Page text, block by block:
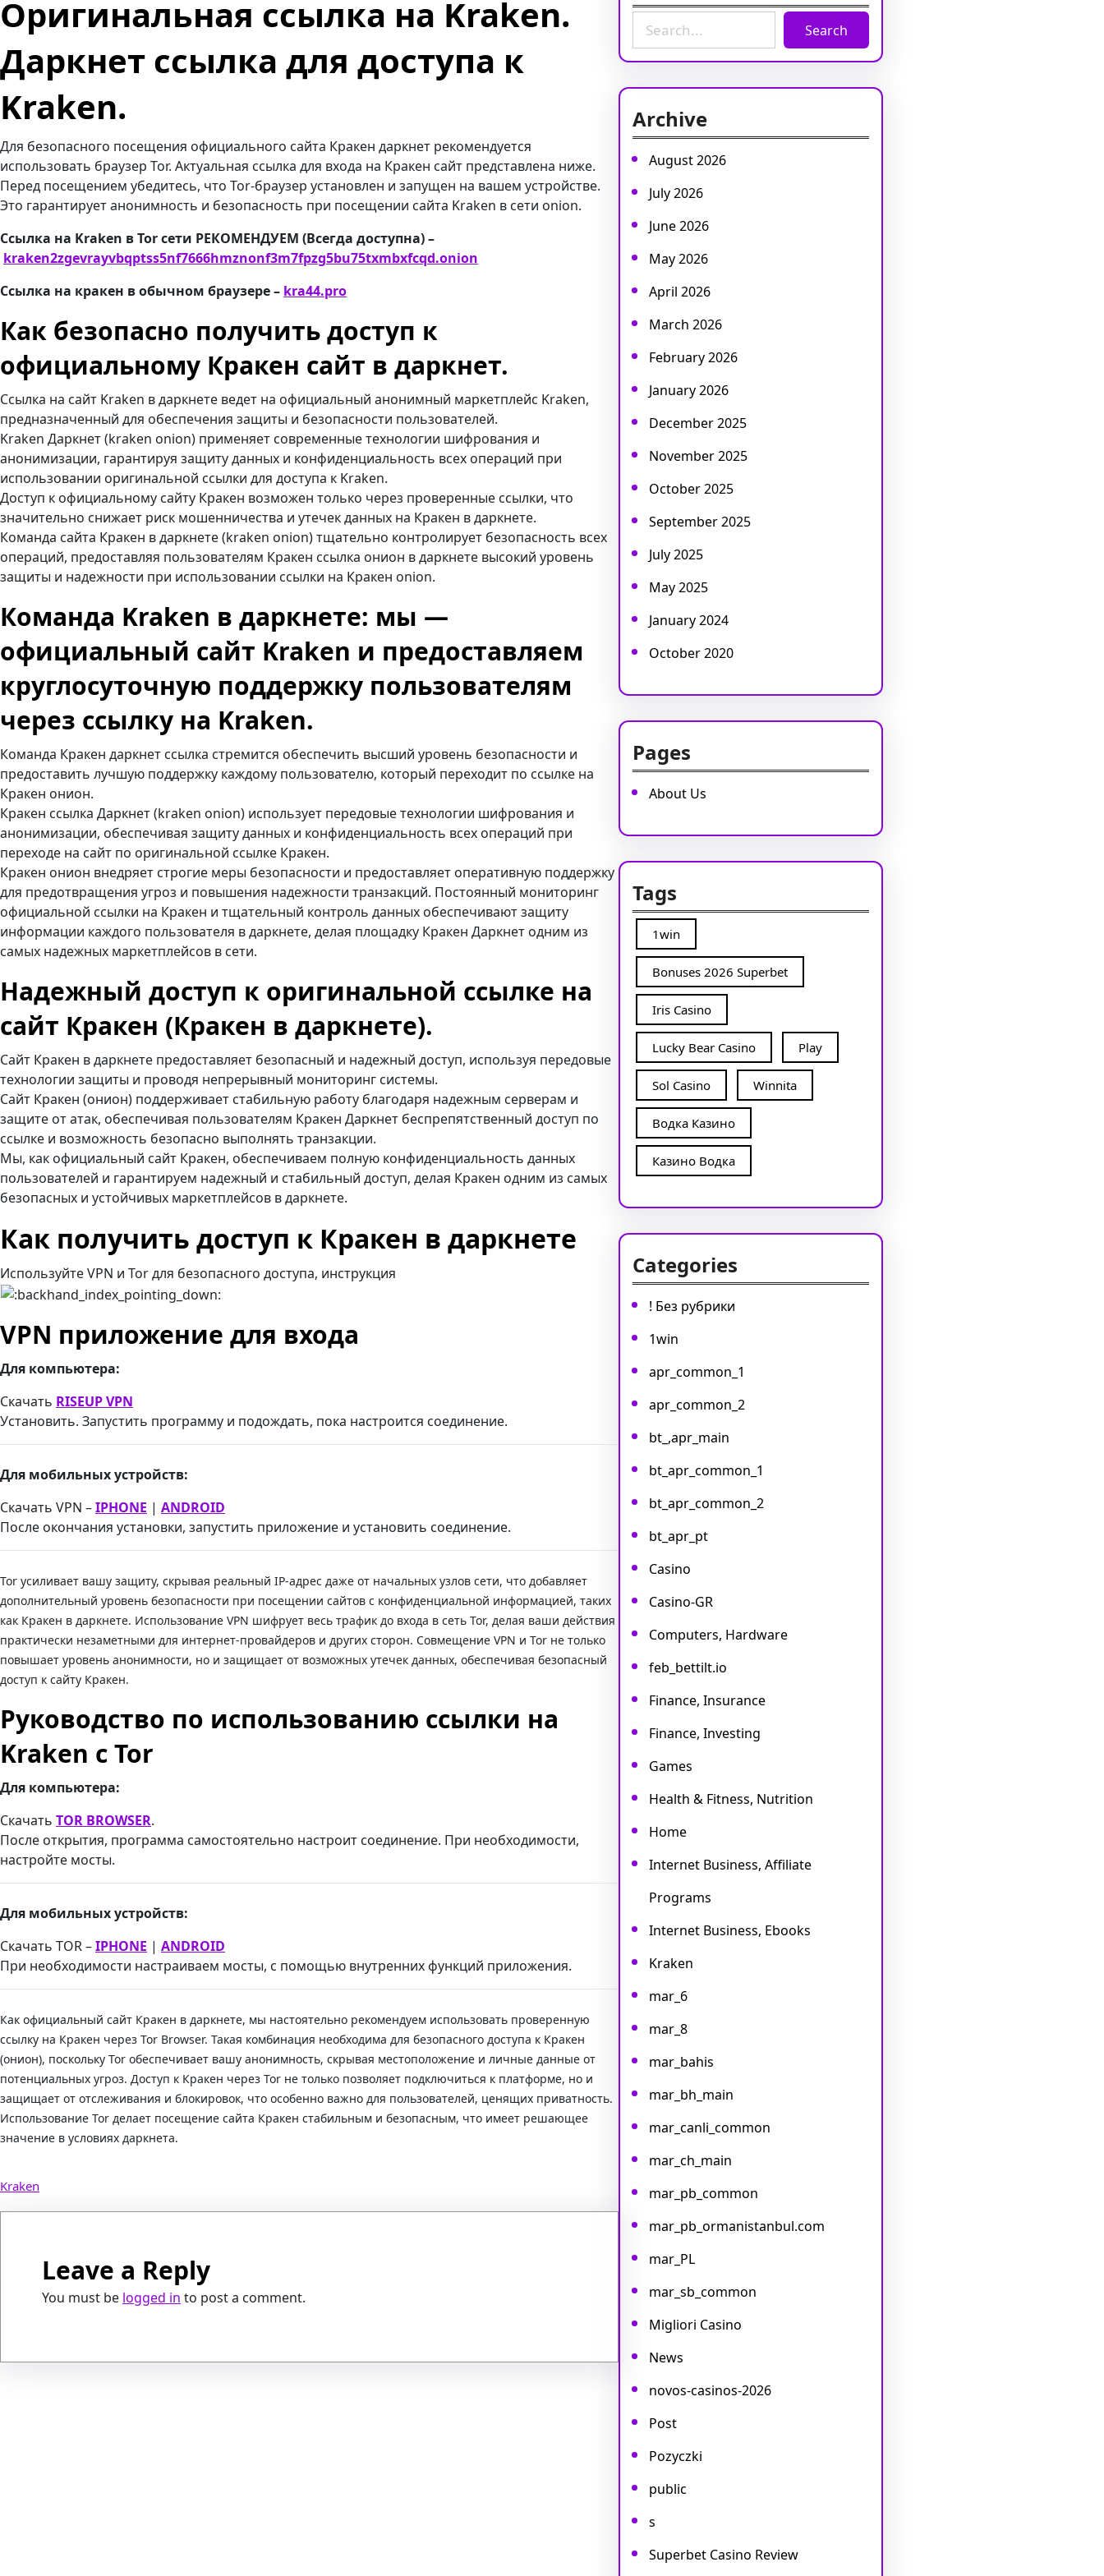
Оригинальная ссылка на Kraken.
Даркнет ссылка для доступа к
Kraken.
Для безопасного посещения официального сайта Кракен даркнет рекомендуется
использовать браузер Tor. Актуальная ссылка для входа на Кракен сайт представлена ниже.
Перед посещением убедитесь, что Tor-браузер установлен и запущен на вашем устройстве.
Это гарантирует анонимность и безопасность при посещении сайта Kraken в сети onion.
Ссылка на Kraken в Tor сети РЕКОМЕНДУЕМ (Всегда доступна) –
kraken2zgevrayvbqptss5nf7666hmznonf3m7fpzg5bu75txmbxfcqd.onion
Ссылка на кракен в обычном браузере – kra44.pro
Как безопасно получить доступ к
официальному Кракен сайт в даркнет.
Ссылка на сайт Kraken в даркнете ведет на официальный анонимный маркетплейс Kraken,
предназначенный для обеспечения защиты и безопасности пользователей.
Kraken Даркнет (kraken onion) применяет современные технологии шифрования и
анонимизации, гарантируя защиту данных и конфиденциальность всех операций при
использовании оригинальной ссылки для доступа к Kraken.
Доступ к официальному сайту Кракен возможен только через проверенные ссылки, что
значительно снижает риск мошенничества и утечек данных на Кракен в даркнете.
Команда сайта Кракен в даркнете (kraken onion) тщательно контролирует безопасность всех
операций, предоставляя пользователям Кракен ссылка онион в даркнете высокий уровень
защиты и надежности при использовании ссылки на Кракен onion.
Команда Kraken в даркнете: мы —
официальный сайт Kraken и предоставляем
круглосуточную поддержку пользователям
через ссылку на Kraken.
Команда Кракен даркнет ссылка стремится обеспечить высший уровень безопасности и
предоставить лучшую поддержку каждому пользователю, который переходит по ссылке на
Кракен онион.
Кракен ссылка Даркнет (kraken onion) использует передовые технологии шифрования и
анонимизации, обеспечивая защиту данных и конфиденциальность всех операций при
переходе на сайт по оригинальной ссылке Кракен.
Кракен онион внедряет строгие меры безопасности и предоставляет оперативную поддержку
для предотвращения угроз и повышения надежности транзакций. Постоянный мониторинг
официальной ссылки на Кракен и тщательный контроль данных обеспечивают защиту
информации каждого пользователя в даркнете, делая площадку Кракен Даркнет одним из
самых надежных маркетплейсов в сети.
Надежный доступ к оригинальной ссылке на
сайт Кракен (Кракен в даркнете).
Сайт Кракен в даркнете предоставляет безопасный и надежный доступ, используя передовые
технологии защиты и проводя непрерывный мониторинг системы.
Сайт Кракен (онион) поддерживает стабильную работу благодаря надежным серверам и
защите от атак, обеспечивая пользователям Кракен Даркнет беспрепятственный доступ по
ссылке и возможность безопасно выполнять транзакции.
Мы, как официальный сайт Кракен, обеспечиваем полную конфиденциальность данных
пользователей и гарантируем надежный и стабильный доступ, делая Кракен одним из самых
безопасных и устойчивых маркетплейсов в даркнете.
Как получить доступ к Кракен в даркнете
Используйте VPN и Tor для безопасного доступа, инструкция
VPN приложение для входа
Для компьютера:
Скачать RISEUP VPN
Установить. Запустить программу и подождать, пока настроится соединение.
Для мобильных устройств:
Скачать VPN –IPHONE | ANDROID
После окончания установки, запустить приложение и установить соединение.
Tor усиливает вашу защиту, скрывая реальный IP-адрес даже от начальных узлов сети, что добавляет
дополнительный уровень безопасности при посещении сайтов с конфиденциальной информацией, таких
как Кракен в даркнете. Использование VPN шифрует весь трафик до входа в сеть Tor, делая ваши действия
практически незаметными для интернет-провайдеров и других сторон. Совмещение VPN и Tor не только
повышает уровень анонимности, но и защищает от возможных утечек данных, обеспечивая безопасный
доступ к сайту Кракен.
Руководство по использованию ссылки на
Kraken с Tor
Для компьютера:
Скачать TOR BROWSER.
После открытия, программа самостоятельно настроит соединение. При необходимости,
настройте мосты.
Для мобильных устройств:
Скачать TOR –IPHONE | ANDROID
При необходимости настраиваем мосты, с помощью внутренних функций приложения.
Как официальный сайт Кракен в даркнете, мы настоятельно рекомендуем использовать проверенную
ссылку на Кракен через Tor Browser. Такая комбинация необходима для безопасного доступа к Кракен
(онион), поскольку Tor обеспечивает вашу анонимность, скрывая местоположение и личные данные от
потенциальных угроз. Доступ к Кракен через Tor не только позволяет подключиться к платформе, но и
защищает от отслеживания и блокировок, что особенно важно для пользователей, ценящих приватность.
Использование Tor делает посещение сайта Кракен стабильным и безопасным, что имеет решающее
значение в условиях даркнета.
Kraken
Leave a Reply
You must be logged in to post a comment.
a
h
Search
Archive
August 2026
July 2026
June 2026
May 2026
April 2026
March 2026
February 2026
January 2026
December 2025
November 2025
October 2025
September 2025
July 2025
May 2025
January 2024
October 2020
Pages
About Us
Tags
1win
Bonuses 2026 Superbet
Iris Casino
Lucky Bear Casino Play
Sol Casino Winnita
Водка Казино
Казино Водка
Categories
! Без рубрики
1win
apr_common_1
apr_common_2
bt_,apr_main
bt_apr_common_1
bt_apr_common_2
bt_apr_pt
Casino
Casino-GR
Computers, Hardware
feb_bettilt.io
Finance, Insurance
Finance, Investing
Games
Health & Fitness, Nutrition
Home
Internet Business, Affiliate
Programs
Internet Business, Ebooks
Kraken
mar_6
mar_8
mar_bahis
mar_bh_main
mar_canli_common
mar_ch_main
mar_pb_common
mar_pb_ormanistanbul.com
mar_PL
mar_sb_common
Migliori Casino
News
novos-casinos-2026
Post
Pozyczki
public
s
Superbet Casino Review